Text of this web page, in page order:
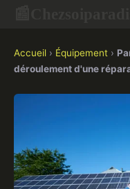
Accueil › Équipement ›
déroulement d'une